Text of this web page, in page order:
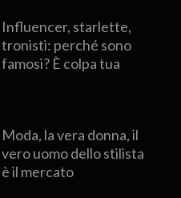
Influencer, starlette,
tronisti: perché sono
famosi? È colpa tua
Moda, la vera donna, il
vero uomo dello stilista
è il mercato